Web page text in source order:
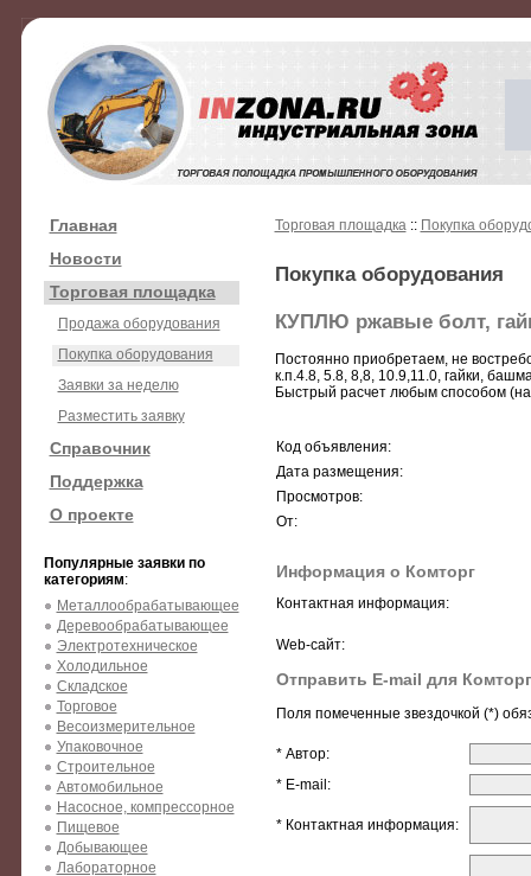
Главная
Новости
Торговая площадка
Продажа оборудования
Покупка оборудования
Заявки за неделю
Разместить заявку
Справочник
Поддержка
О проекте
Популярные заявки по
категориям:
Металлообрабатывающее
Деревообрабатывающее
Электротехническое
Холодильное
Складское
Торговое
Весоизмерительное
Упаковочное
Строительное
Автомобильное
Насосное, компрессорное
Пищевое
Добывающее
Лабораторное
Торговая площадка:: Покупка
Покупка оборудования
КУПЛЮ ржавые болт,
Постоянно приобретаем, не
к.п.4.8, 5.8, 8,8, 10.9,11.0, гайки,
Быстрый расчет любым способом
Код объявления:
Дата размещения:
Просмотров:
От:
Информация о Комторг
Контактная информация:
Web-сайт:
Отправить E-mail для Комторг
Поля помеченные звездочкой (*)
* Автор:
* E-mail:
* Контактная информация: